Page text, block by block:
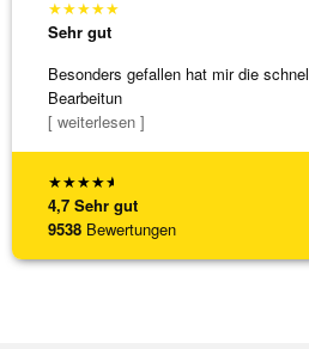
★★★★★
4,7 Sehr gut
9538 Bewertungen
★★★★★
Sehr gut
Besonders gefallen hat mir die
Bearbeitun
[ weiterlesen ]